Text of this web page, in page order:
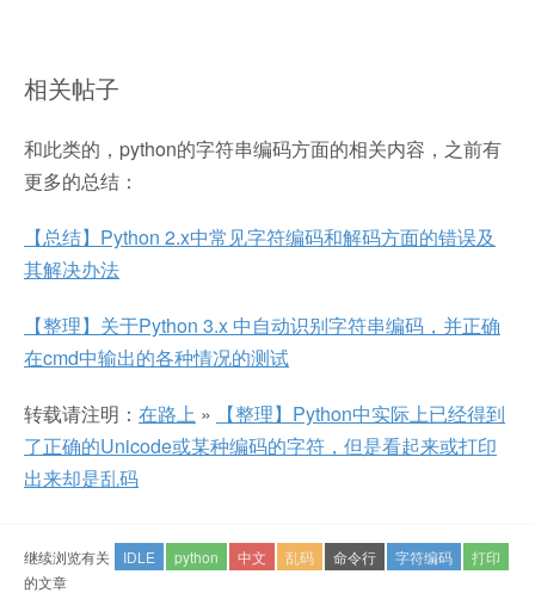
相关帖子
和此类的，python的字符串编码方面的相关内容，之前有
更多的总结：
【总结】Python 2.x中常见字符编码和解码方面的错误及
其解决办法
【整理】关于Python 3.x 中自动识别字符串编码，并正确
在cmd中输出的各种情况的测试
转载请注明： 在路上 »
【整理】Python中实际上已经得到
了正确的Unicode或某种编码的字符，但是看起来或打印
出来却是乱码
继续浏览有关 IDLE python 中文 乱码 命令行 字符编码
打印
的文章